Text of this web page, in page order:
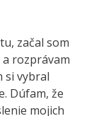
začal som
rozprávam
si vybral
Dúfam, že
mojich